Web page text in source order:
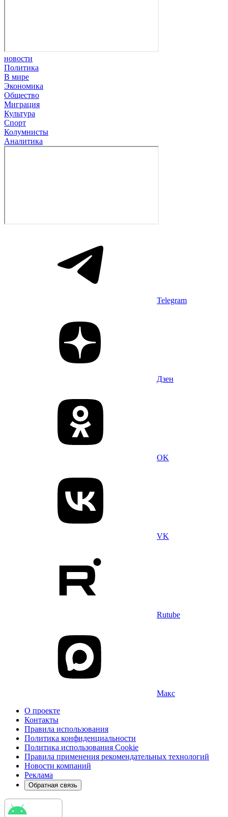
новости
Политика
В мире
Экономика
Общество
Миграция
Культура
Спорт
Колумнисты
Аналитика
Telegram
Дзен
OK
VK
Rutube
Макс
О проекте
Контакты
Правила использования
Политика конфиденциальности
Политика использования Cookie
Правила применения рекомендательных технологий
Новости компаний
Реклама
Обратная связь